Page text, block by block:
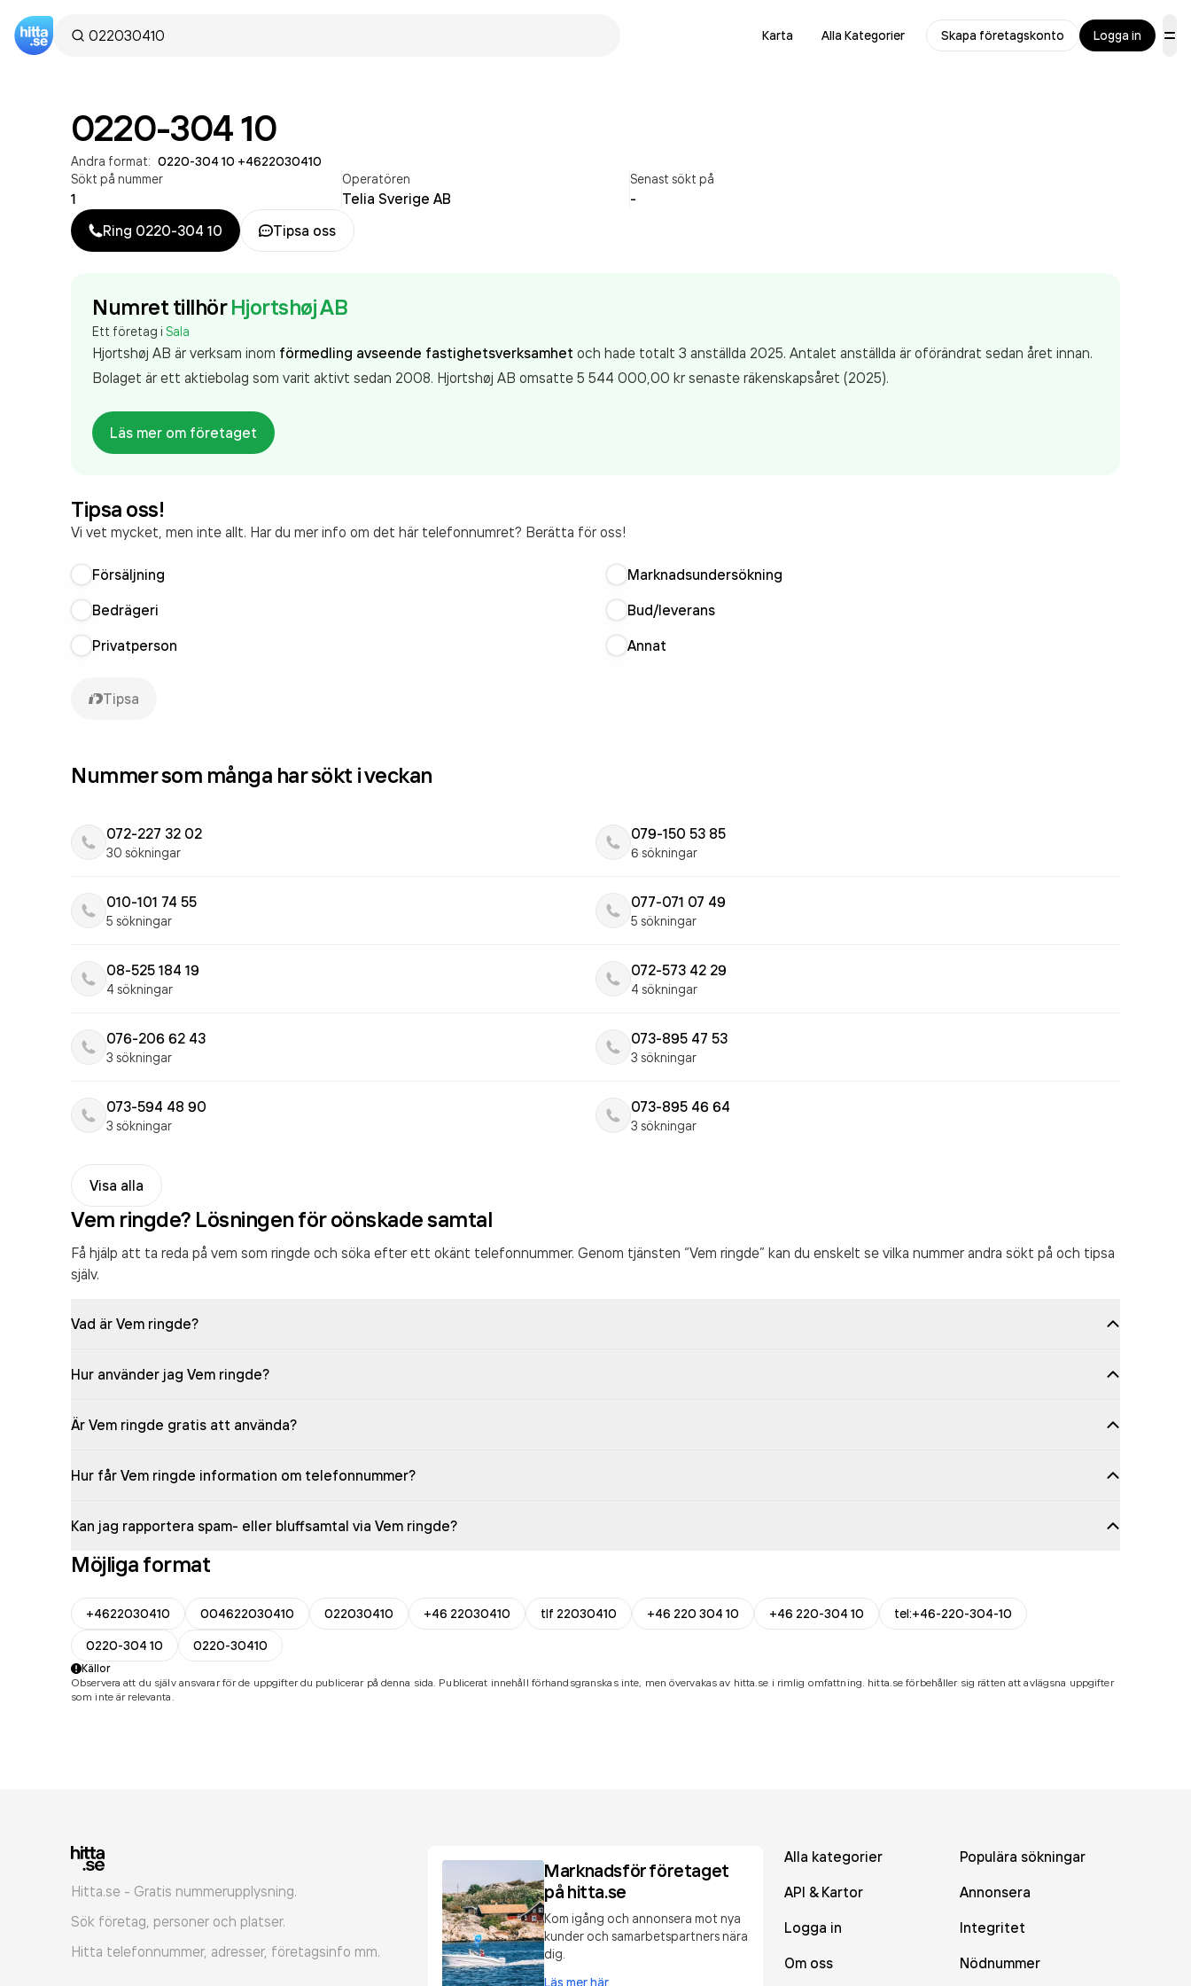
Karta Alla Kategorier Skapa företagskonto Logga in
0220-304 10
Andra format: 0220-304 10 +4622030410
Sökt på nummer
1
Operatören
Telia Sverige AB
Senast sökt på
-
Ring 0220-304 10 Tipsa oss
Numret tillhör Hjortshøj AB
Ett företag i Sala
Hjortshøj AB är verksam inom förmedling avseende fastighetsverksamhet och hade totalt 3 anställda 2025. Antalet anställda är oförändrat sedan året innan.
Bolaget är ett aktiebolag som varit aktivt sedan 2008. Hjortshøj AB omsatte 5 544 000,00 krsenaste räkenskapsåret (2025).
Läs mer om företaget
Tipsa oss!
Vi vet mycket, men inte allt. Har du mer info om det här telefonnumret? Berätta för oss!
Försäljning
Marknadsundersökning
Bedrägeri
Bud/leverans
Privatperson
Annat
Tipsa
Nummer som många har sökt i veckan
072-227 32 02
30 sökningar
079-150 53 85
6 sökningar
010-101 74 55
5 sökningar
077-071 07 49
5 sökningar
08-525 184 19
4 sökningar
072-573 42 29
4 sökningar
076-206 62 43
3 sökningar
073-895 47 53
3 sökningar
073-594 48 90
3 sökningar
073-895 46 64
3 sökningar
Visa alla
Vem ringde? Lösningen för oönskade samtal
Få hjälp att ta reda på vem som ringde och söka efter ett okänt telefonnummer. Genom tjänsten “Vem ringde” kan du enskelt se vilka nummer andra sökt på och tipsa
själv.
Vad är Vem ringde?
Hur använder jag Vem ringde?
Är Vem ringde gratis att använda?
Hur får Vem ringde information om telefonnummer?
Kan jag rapportera spam- eller bluffsamtal via Vem ringde?
Möjliga format
+4622030410 004622030410 022030410 +46 22030410 tlf 22030410 +46 220 304 10 +46 220-304 10
tel:+46-220-304-10
0220-304 10
0220-30410
Källor
Observera att du själv ansvarar för de uppgifter du publicerar på denna sida. Publicerat innehåll förhandsgranskas inte, men övervakas av hitta.se i rimlig omfattning. hitta.se förbehåller sig rätten att avlägsna uppgifter
som inte är relevanta.
Hitta.se - Gratis nummerupplysning.
Sök företag, personer och platser.
Hitta telefonnummer, adresser, företagsinfo mm.
Marknadsför företaget
på hitta.se
Kom igång och annonsera mot nya
kunder och samarbetspartners nära
dig.
Läs mer här
Alla kategorier
Populära sökningar
API & Kartor
Annonsera
Logga in
Integritet
Om oss
Nödnummer